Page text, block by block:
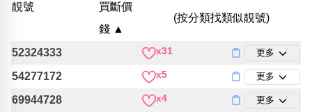
生日分類
五行
搜尋
靚號
買斷價
錢 ▲
(按分類找類似靚號)
52324333 x31 更多
54277172 x5 更多
69944728 x4 更多